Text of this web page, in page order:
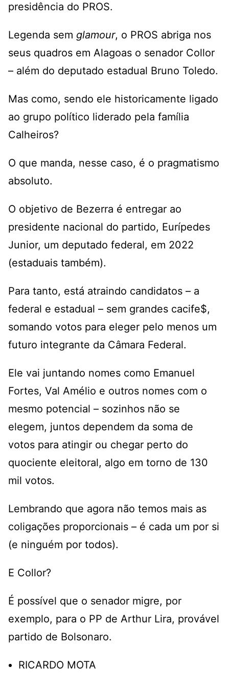
presidência do PROS.
Legenda sem glamour, o PROS abriga nos
seus quadros em Alagoas o senador Collor
– além do deputado estadual Bruno Toledo.
Mas como, sendo ele historicamente ligado
ao grupo político liderado pela família
Calheiros?
O que manda, nesse caso, é o pragmatismo
absoluto.
O objetivo de Bezerra é entregar ao
presidente nacional do partido, Eurípedes
Junior, um deputado federal, em 2022
(estaduais também).
Para tanto, está atraindo candidatos – a
federal e estadual – sem grandes cacife$,
somando votos para eleger pelo menos um
futuro integrante da Câmara Federal.
Ele vai juntando nomes como Emanuel
Fortes, Val Amélio e outros nomes com o
mesmo potencial – sozinhos não se
elegem, juntos dependem da soma de
votos para atingir ou chegar perto do
quociente eleitoral, algo em torno de 130
mil votos.
Lembrando que agora não temos mais as
coligações proporcionais – é cada um por si
(e ninguém por todos).
E Collor?
É possível que o senador migre, por
exemplo, para o PP de Arthur Lira, provável
partido de Bolsonaro.
RICARDO MOTA